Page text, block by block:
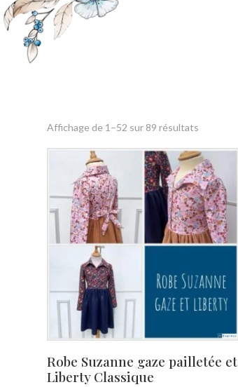
Affichage de 1–52 sur 89 résultats
du
plus
récent
au
plus
ancien
Robe Suzanne gaze pailletée et
Liberty Classique